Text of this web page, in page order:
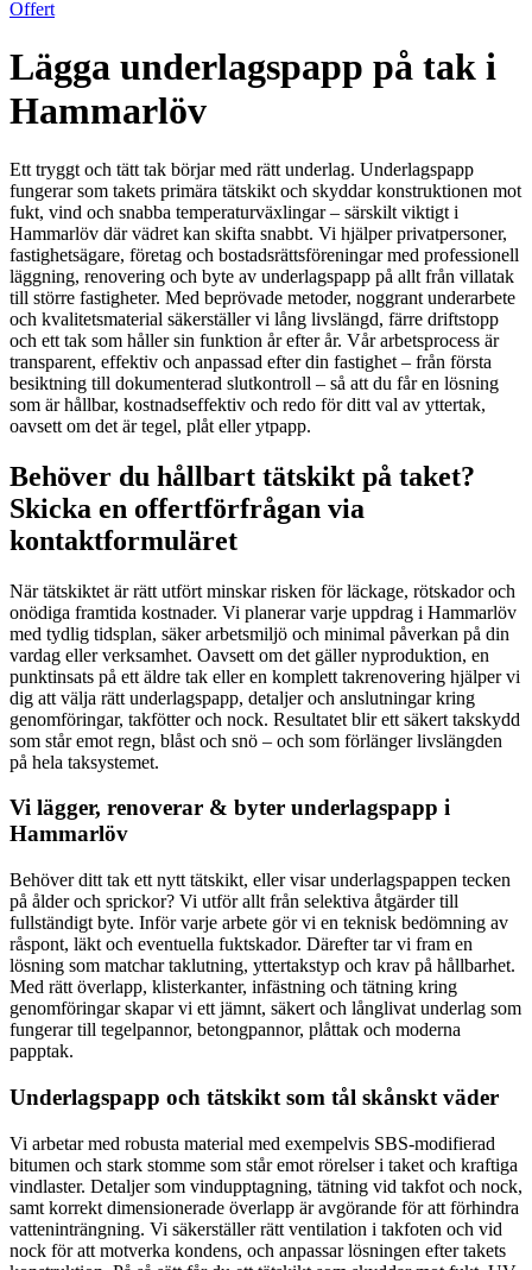
Offert
Lägga underlagspapp på tak i
Hammarlöv
Ett tryggt och tätt tak börjar med rätt underlag. Underlagspapp
fungerar som takets primära tätskikt och skyddar konstruktionen mot
fukt, vind och snabba temperaturväxlingar – särskilt viktigt i
Hammarlöv där vädret kan skifta snabbt. Vi hjälper privatpersoner,
fastighetsägare, företag och bostadsrättsföreningar med professionell
läggning, renovering och byte av underlagspapp på allt från villatak
till större fastigheter. Med beprövade metoder, noggrant underarbete
och kvalitetsmaterial säkerställer vi lång livslängd, färre driftstopp
och ett tak som håller sin funktion år efter år. Vår arbetsprocess är
transparent, effektiv och anpassad efter din fastighet – från första
besiktning till dokumenterad slutkontroll – så att du får en lösning
som är hållbar, kostnadseffektiv och redo för ditt val av yttertak,
oavsett om det är tegel, plåt eller ytpapp.
Behöver du hållbart tätskikt på taket?
Skicka en offertförfrågan via
kontaktformuläret
När tätskiktet är rätt utfört minskar risken för läckage, rötskador och
onödiga framtida kostnader. Vi planerar varje uppdrag i Hammarlöv
med tydlig tidsplan, säker arbetsmiljö och minimal påverkan på din
vardag eller verksamhet. Oavsett om det gäller nyproduktion, en
punktinsats på ett äldre tak eller en komplett takrenovering hjälper vi
dig att välja rätt underlagspapp, detaljer och anslutningar kring
genomföringar, takfötter och nock. Resultatet blir ett säkert takskydd
som står emot regn, blåst och snö – och som förlänger livslängden
på hela taksystemet.
Vi lägger, renoverar & byter underlagspapp i
Hammarlöv
Behöver ditt tak ett nytt tätskikt, eller visar underlagspappen tecken
på ålder och sprickor? Vi utför allt från selektiva åtgärder till
fullständigt byte. Inför varje arbete gör vi en teknisk bedömning av
råspont, läkt och eventuella fuktskador. Därefter tar vi fram en
lösning som matchar taklutning, yttertakstyp och krav på hållbarhet.
Med rätt överlapp, klisterkanter, infästning och tätning kring
genomföringar skapar vi ett jämnt, säkert och långlivat underlag som
fungerar till tegelpannor, betongpannor, plåttak och moderna
papptak.
Underlagspapp och tätskikt som tål skånskt väder
Vi arbetar med robusta material med exempelvis SBS-modifierad
bitumen och stark stomme som står emot rörelser i taket och kraftiga
vindlaster. Detaljer som vindupptagning, tätning vid takfot och nock,
samt korrekt dimensionerade överlapp är avgörande för att förhindra
vatteninträngning. Vi säkerställer rätt ventilation i takfoten och vid
nock för att motverka kondens, och anpassar lösningen efter takets